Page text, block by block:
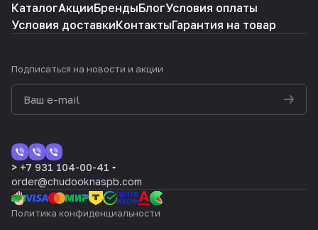
КаталогАкцииБрендыБлогУсловия оплаты
Условия доставкиКонтактыГарантия на товар
Подписаться на новости и акции
> +7 931 104-00-41
order@chudooknaspb.com
Политика конфиденциальности